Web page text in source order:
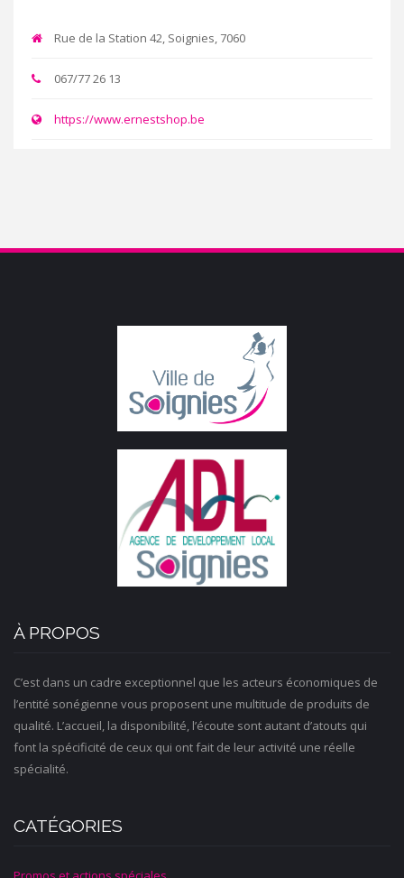
Rue de la Station 42, Soignies, 7060
067/77 26 13
https://www.ernestshop.be
À PROPOS
C’est dans un cadre exceptionnel que les acteurs économiques de
l’entité sonégienne vous proposent une multitude de produits de
qualité. L’accueil, la disponibilité, l’écoute sont autant d’atouts qui
font la spécificité de ceux qui ont fait de leur activité une réelle
spécialité.
CATÉGORIES